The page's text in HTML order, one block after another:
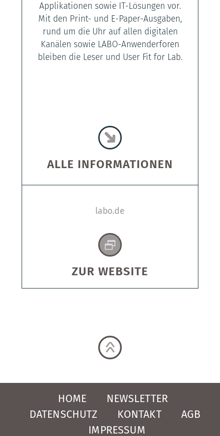
Applikationen sowie IT-Lösungen vor.
Mit den Print- und E-Paper-Ausgaben,
rund um die Uhr auf allen digitalen
Kanälen sowie LABO-Anwenderforen
bleiben die Leser und User Fit for Lab.
ALLE INFORMATIONEN
labo.de
ZUR WEBSITE
HOME
NEWSLETTER
DATENSCHUTZ
KONTAKT
AGB
IMPRESSUM